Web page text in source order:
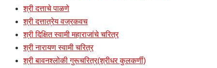
श्री दत्ताचे पाळणे
श्री दत्तात्रेय वज्रकवच
श्री दिक्षित स्वामी महाराजांचे चरित्र
श्री नारायण स्वामी चरित्र
श्री बावनश्लोकी गुरूचरित्र(श्रीधर कुलकर्णी)